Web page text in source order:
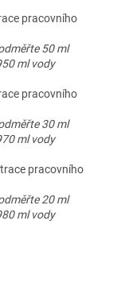
pracovního
50 ml
ml vody
pracovního
30 ml
ml vody
pracovního
20 ml
ml vody